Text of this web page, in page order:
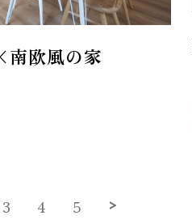
欧風の家
3 4 5